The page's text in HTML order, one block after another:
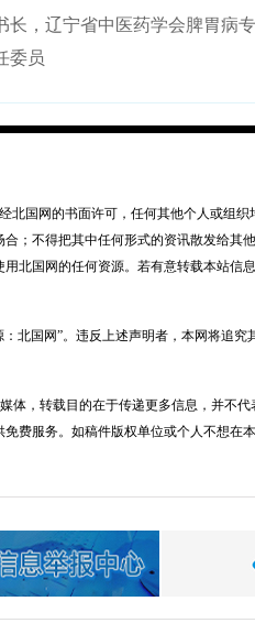
，辽宁省中医药学会脾胃病
委员
北国网的书面许可，任何其他个人或组织
；不得把其中任何形式的资讯散发给其
北国网的任何资源。若有意转载本站信
北国网”。违反上述声明者，本网将追究
体，转载目的在于传递更多信息，并不
费服务。如稿件版权单位或个人不想在